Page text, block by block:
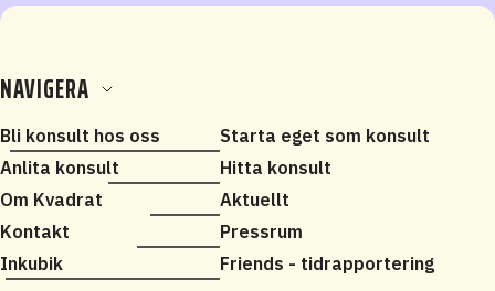
NAVIGERA
Bli konsult hos oss
Starta eget som konsult
Anlita konsult
Hitta konsult
Om Kvadrat
Aktuellt
Kontakt
Pressrum
Inkubik
Friends - tidrapportering